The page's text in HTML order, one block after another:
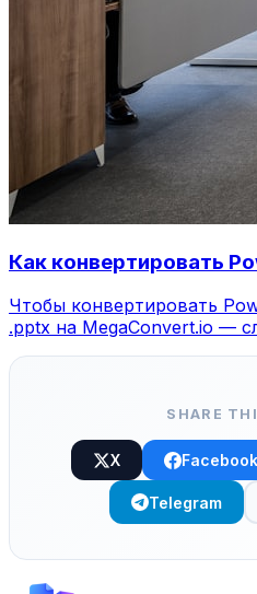
Как конвертировать
Чтобы конвертировать
.pptx на MegaConvert.io —
SHARE
X Facebook
Telegram